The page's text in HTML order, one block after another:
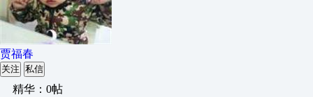
贾福春
关注 私信
精华：0帖